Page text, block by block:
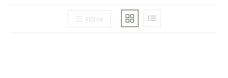
Filtre